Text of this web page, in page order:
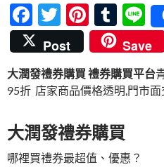
F
ac
e
b
o
o
k
T
w
itt
er
Pi
nt
er
es
t
T
u
m
bl
r
Li
n
e
Post
Save
大潤發禮券購買 禮券購買平台
95折 店家商品價格透明,門市
大潤發禮券購買
哪裡買禮券最超值、優惠？